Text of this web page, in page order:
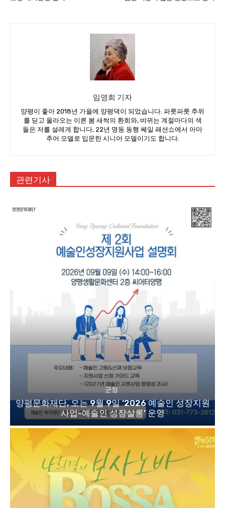
임영희 기자
양평이 좋아 2018년 가을에 양평댁이 되었습니다. 파릇파릇 추위
를 딛고 올라오는 이른 봄 새싹의 환희와, 뱌뀌는 계절마다의 색
들은 저를 설레게 합니다, 22년 명동 동행 쎄일 패션쇼에서 아마
추어 모델로 입문한 시니어 모델이기도 합니다.
관련기사
군정
양평문화재단, 오는 9월 9일 ‘2026 예술인 성장지원
사업-예술인 성장살롱’ 운영